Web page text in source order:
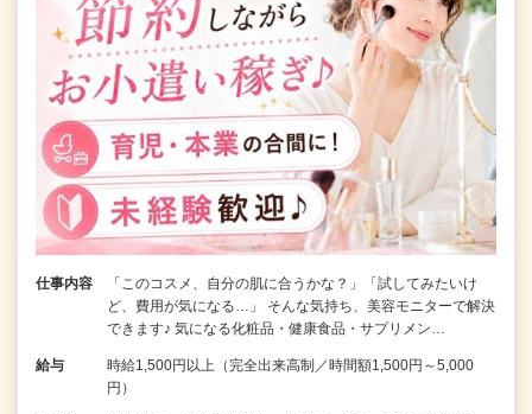
仕事内容
「このコスメ、自分の肌に合うかな？」「試してみたいけ
ど、費用が気になる…」 そんな気持ち、美容モニターで解決
できます♪ 気になる化粧品・健康食品・サプリメン…
給与
時給1,500円以上（完全出来高制／時間額1,500円～5,000
円）